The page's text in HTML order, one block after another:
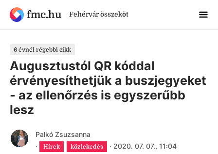
fmc.hu Fehérvár összeköt
6 évnél régebbi cikk
Augusztustól QR kóddal
érvényesíthetjük a buszjegyeket
- az ellenőrzés is egyszerűbb
lesz
Palkó Zsuzsanna
·
Hírek közlekedés · 2020. 07. 07., 11:04